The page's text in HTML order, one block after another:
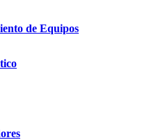
de Equipos
impresión